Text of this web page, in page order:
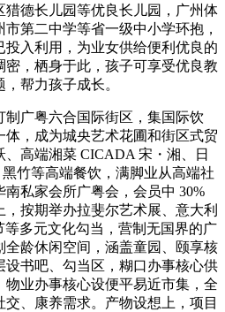
猎德长儿园等优良长儿园，广州体
第二中学等省一级中小学环抱，
入利用，为业女供给便利优良的
，栖身于此，孩子可享受优良教
帮力孩子成长。
广粤六合国际街区，集国际饮
，成为城央艺术花圃和街区式贸
高端湘菜 CICADA 宋・湘、日
竹等高端餐饮，满脚业从高端社
私家会所广粤会，会员中 30%
按期举办拉斐尔艺术展、意大利
等多元文化勾当，营制无国界的广
龄休闲空间，涵盖童园、颐享核
书吧、勾当区，糊口办事核心供
业办事核心设便平易近市集，全
、康养需求。产物设想上，项目